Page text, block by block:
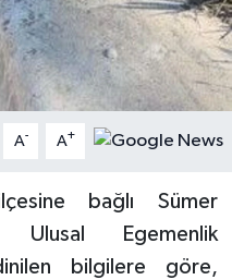
A- A+
bağlı Sümer
Ulusal Egemenlik
bilgilere göre,